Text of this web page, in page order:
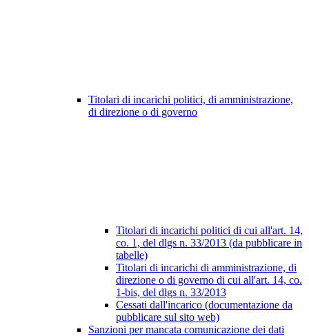
Titolari di incarichi politici, di amministrazione,
di direzione o di governo
Titolari di incarichi politici di cui all'art. 14,
co. 1, del dlgs n. 33/2013 (da pubblicare in
tabelle)
Titolari di incarichi di amministrazione, di
direzione o di governo di cui all'art. 14, co.
1-bis, del dlgs n. 33/2013
Cessati dall'incarico (documentazione da
pubblicare sul sito web)
Sanzioni per mancata comunicazione dei dati